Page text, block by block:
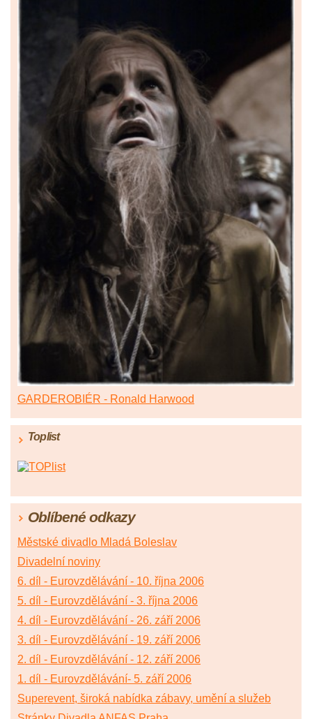
GARDEROBIÉR - Ronald Harwood
Toplist
Oblíbené odkazy
Městské divadlo Mladá Boleslav
Divadelní noviny
6. díl - Eurovzdělávání - 10. října 2006
5. díl - Eurovzdělávání - 3. října 2006
4. díl - Eurovzdělávání - 26. září 2006
3. díl - Eurovzdělávání - 19. září 2006
2. díl - Eurovzdělávání - 12. září 2006
1. díl - Eurovzdělávání- 5. září 2006
Superevent, široká nabídka zábavy, umění a služeb